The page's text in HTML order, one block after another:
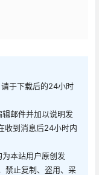
于下载后的24小时
邮件并加以说明发
收到消息后24小时内
本站用户原创发
禁止复制、盗用、采